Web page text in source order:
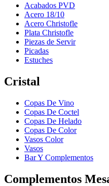
Acabados PVD
Acero 18/10
Acero Christofle
Plata Christofle
Piezas de Servir
Picadas
Estuches
Cristal
Copas De Vino
Copas De Coctel
Copas De Helado
Copas De Color
Vasos Color
Vasos
Bar Y Complementos
Complementos